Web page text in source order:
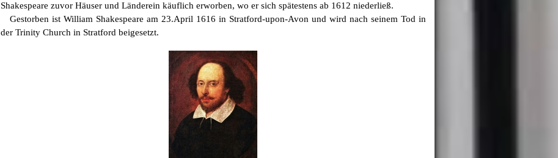
Shakespeare zuvor Häuser und Länderein käuflich erworben, wo er sich spätestens ab 1612 niederließ.
Gestorben ist William Shakespeare am 23.April 1616 in Stratford-upon-Avon und wird nach seinem Tod in
der Trinity Church in Stratford beigesetzt.